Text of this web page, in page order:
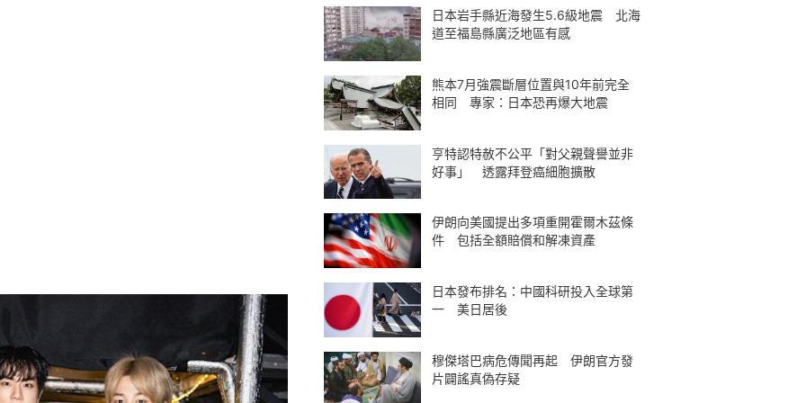
日本岩手縣近海發生5.6級地震 北海
道至福島縣廣泛地區有感
熊本7月強震斷層位置與10年前完全
相同 專家：日本恐再爆大地震
亨特認特赦不公平「對父親聲譽並非
好事」 透露拜登癌細胞擴散
伊朗向美國提出多項重開霍爾木茲條
件 包括全額賠償和解凍資產
日本發布排名：中國科研投入全球第
一 美日居後
穆傑塔巴病危傳聞再起 伊朗官方發
片闢謠真偽存疑